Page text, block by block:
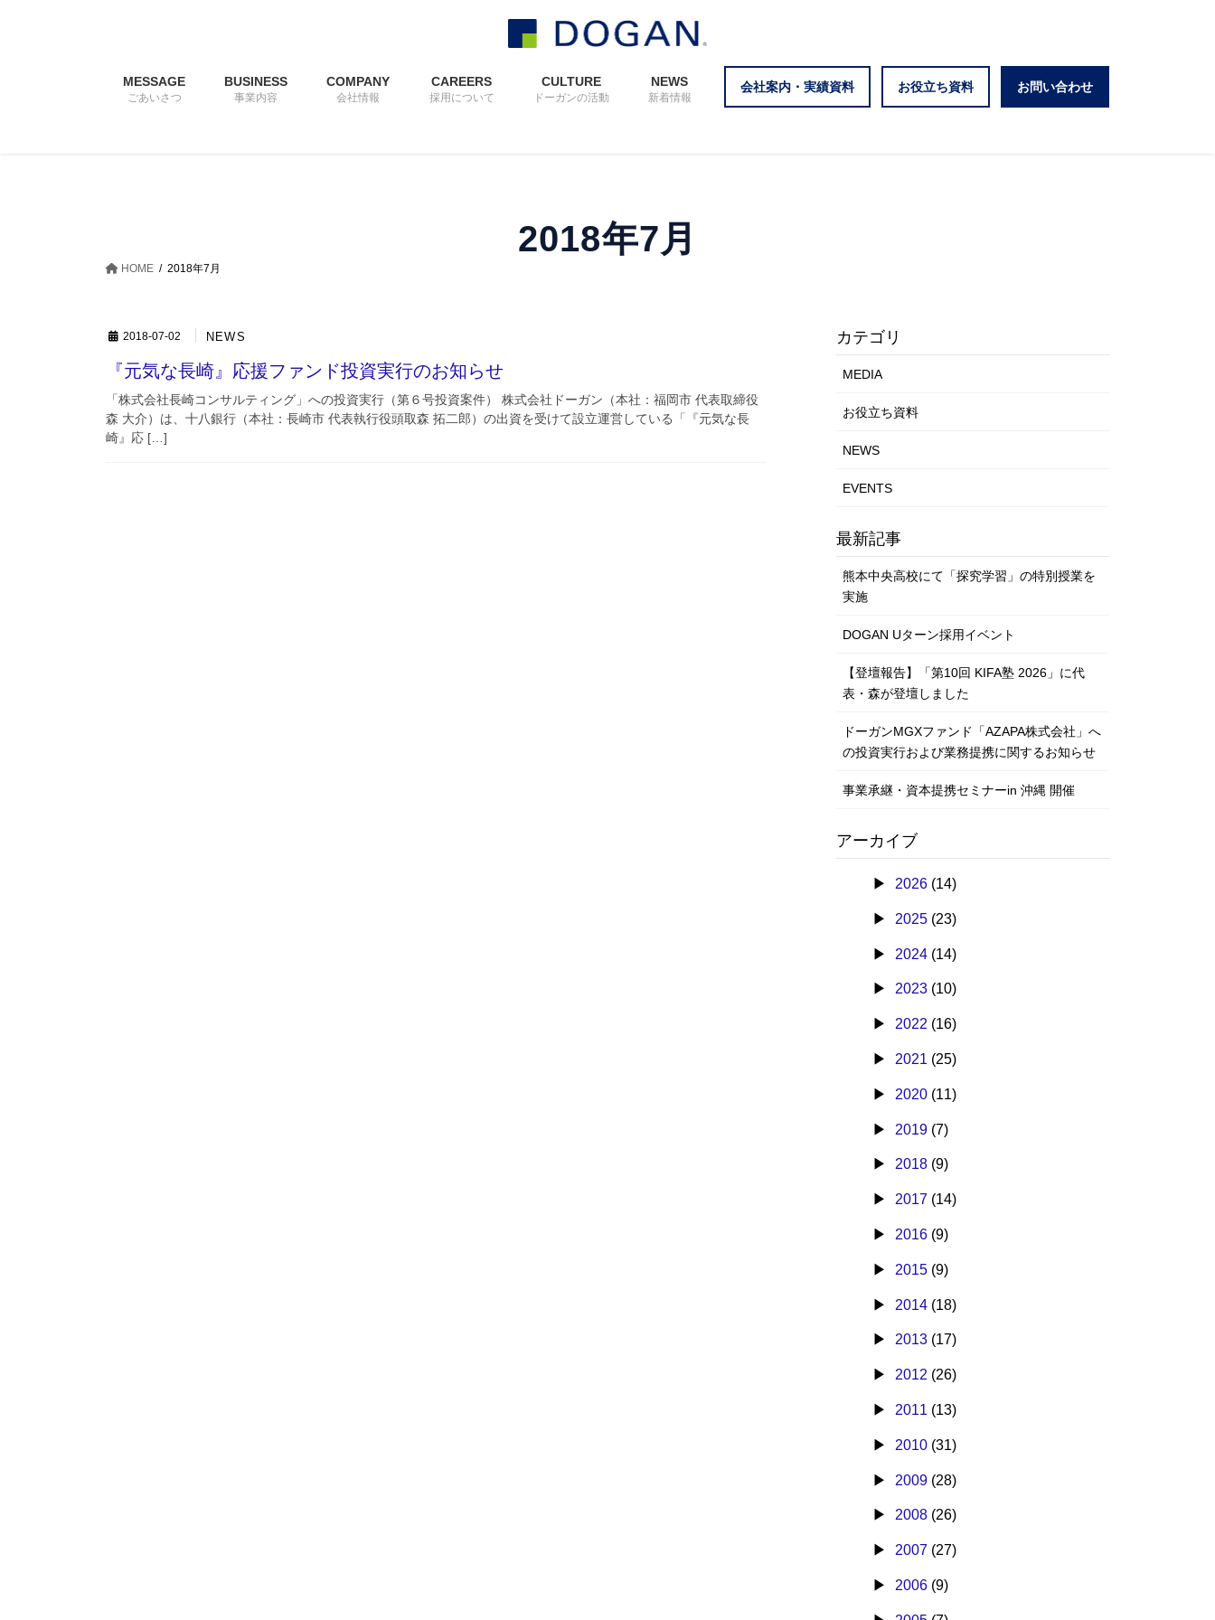
MESSAGE
ごあいさつ
BUSINESS
事業内容
COMPANY
会社情報
CAREERS
採用について
CULTURE
ドーガンの活動
NEWS
新着情報
会社案内・実績資料 お役立ち資料 お問い合わせ
2018年7月
HOME 2018年7月
2018-07-02 NEWS
『元気な長崎』応援ファンド投資実行のお知らせ
「株式会社長崎コンサルティング」への投資実行（第６号投資案件） 株式会社ドーガン（本社：福岡市 代表取締役
森 大介）は、十八銀行（本社：長崎市 代表執行役頭取森 拓二郎）の出資を受けて設立運営している「『元気な長
崎』応 […]
カテゴリ
MEDIA
お役立ち資料
NEWS
EVENTS
最新記事
熊本中央高校にて「探究学習」の特別授業を
実施
DOGAN Uターン採用イベント
【登壇報告】「第10回 KIFA塾 2026」に代
表・森が登壇しました
ドーガンMGXファンド「AZAPA株式会社」へ
の投資実行および業務提携に関するお知らせ
事業承継・資本提携セミナーin 沖縄 開催
アーカイブ
2026 (14)
2025 (23)
2024 (14)
2023 (10)
2022 (16)
2021 (25)
2020 (11)
2019 (7)
2018 (9)
2017 (14)
2016 (9)
2015 (9)
2014 (18)
2013 (17)
2012 (26)
2011 (13)
2010 (31)
2009 (28)
2008 (26)
2007 (27)
2006 (9)